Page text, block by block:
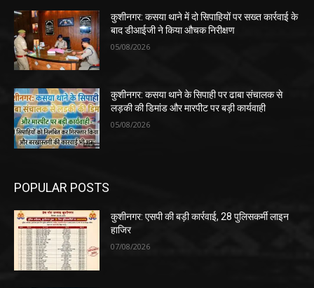
कुशीनगर: कसया थाने में दो सिपाहियों पर सख्त कार्रवाई के
बाद डीआईजी ने किया औचक निरीक्षण
05/08/2026
कुशीनगर: कसया थाने के सिपाही पर ढाबा संचालक से
लड़की की डिमांड और मारपीट पर बड़ी कार्यवाही
05/08/2026
POPULAR POSTS
कुशीनगर: एसपी की बड़ी कार्रवाई, 28 पुलिसकर्मी लाइन
हाजिर
07/08/2026